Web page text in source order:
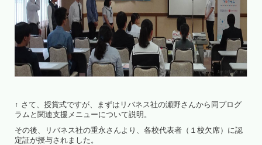
↑ さて、授賞式ですが、まずはリバネス社の瀬野さんから同プログ
ラムと関連支援メニューについて説明。
その後、リバネス社の重永さんより、各校代表者（１校欠席）に認
定証が授与されました。